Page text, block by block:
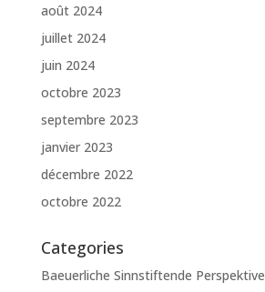
août 2024
juillet 2024
juin 2024
octobre 2023
septembre 2023
janvier 2023
décembre 2022
octobre 2022
Categories
Baeuerliche Sinnstiftende Perspektive